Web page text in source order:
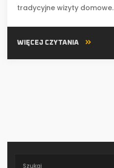
tradycyjne wizyty domowe.
WIĘCEJ CZYTANIA